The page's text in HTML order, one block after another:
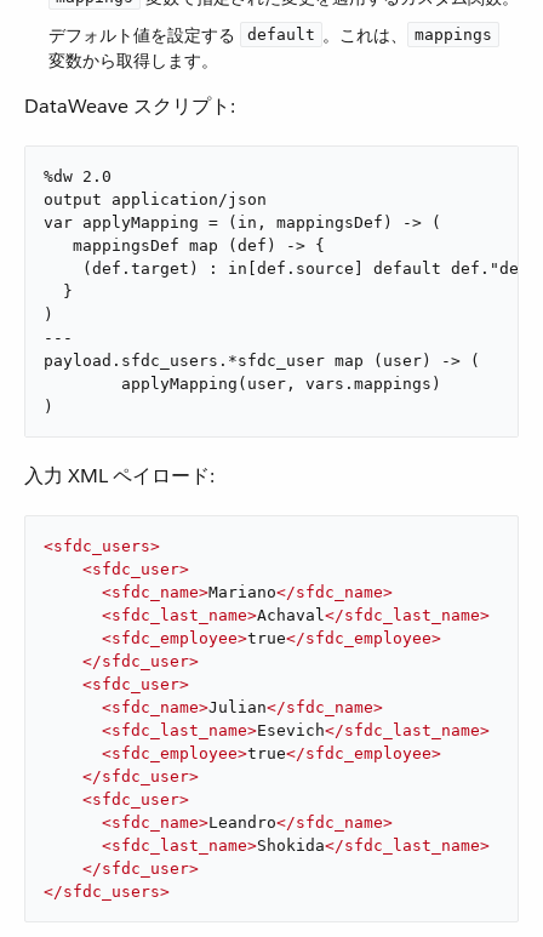
デフォルト値を設定する ​
default ​。これは、​ mappings
変数から取得します。
DataWeave スクリプト:
%dw 2.0
output application/json
var applyMapping = (in, mappingsDef) -> (
   mappingsDef map (def) -> {
(def.target) : in[def.source] default
  }
)
---
payload.sfdc_users.*sfdc_user map (user) -> (
        applyMapping(user, vars.mappings)
)
入力 XML ペイロード:
<sfdc_users>
<sfdc_user>
<sfdc_name>Mariano</sfdc_name>
<sfdc_last_name>Achaval</sfdc_last_name>
<sfdc_employee>true</sfdc_employee>
</sfdc_user>
<sfdc_user>
<sfdc_name>Julian</sfdc_name>
<sfdc_last_name>Esevich</sfdc_last_name>
<sfdc_employee>true</sfdc_employee>
</sfdc_user>
<sfdc_user>
<sfdc_name>Leandro</sfdc_name>
<sfdc_last_name>Shokida</sfdc_last_name>
</sfdc_user>
</sfdc_users>